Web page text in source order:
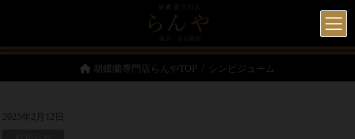
胡蝶蘭専門店らんやTOP シンビジューム
2025年2月12日